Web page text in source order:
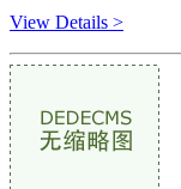
View Details >